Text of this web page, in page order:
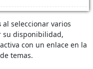
al seleccionar varios
su disponibilidad,
con un enlace en la
temas.